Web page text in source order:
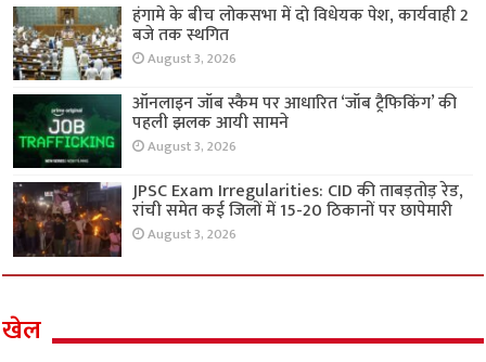
हंगामे के बीच लोकसभा में दो विधेयक पेश, कार्यवाही 2
बजे तक स्थगित
August 3, 2026
ऑनलाइन जॉब स्कैम पर आधारित ‘जॉब ट्रैफिकिंग’ की
पहली झलक आयी सामने
August 3, 2026
JPSC Exam Irregularities: CID की ताबड़तोड़ रेड,
रांची समेत कई जिलों में 15-20 ठिकानों पर छापेमारी
August 3, 2026
खेल